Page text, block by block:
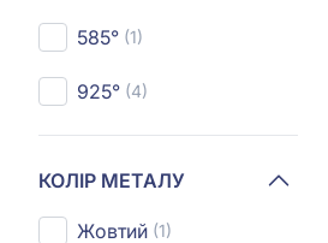
585° (1)
925° (4)
КОЛІР МЕТАЛУ
Жовтий (1)